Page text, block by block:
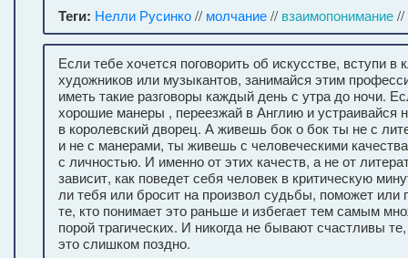
Теги: Нелли Русинко// молчание// взаимопонимание//
Если тебе хочется поговорить об искусстве, вступи в
художников или музыкантов, занимайся этим
иметь такие разговоры каждый день с утра до ночи.
хорошие манеры , переезжай в Англию и устраивайся
в королевский дворец. А живешь бок о бок ты не с
и не с манерами, ты живешь с человеческими
с личностью. И именно от этих качеств, а не от
зависит, как поведет себя человек в критическую
ли тебя или бросит на произвол судьбы, поможет или
те, кто понимает это раньше и избегает тем самым
порой трагических. И никогда не бывают счастливы
это слишком поздно.